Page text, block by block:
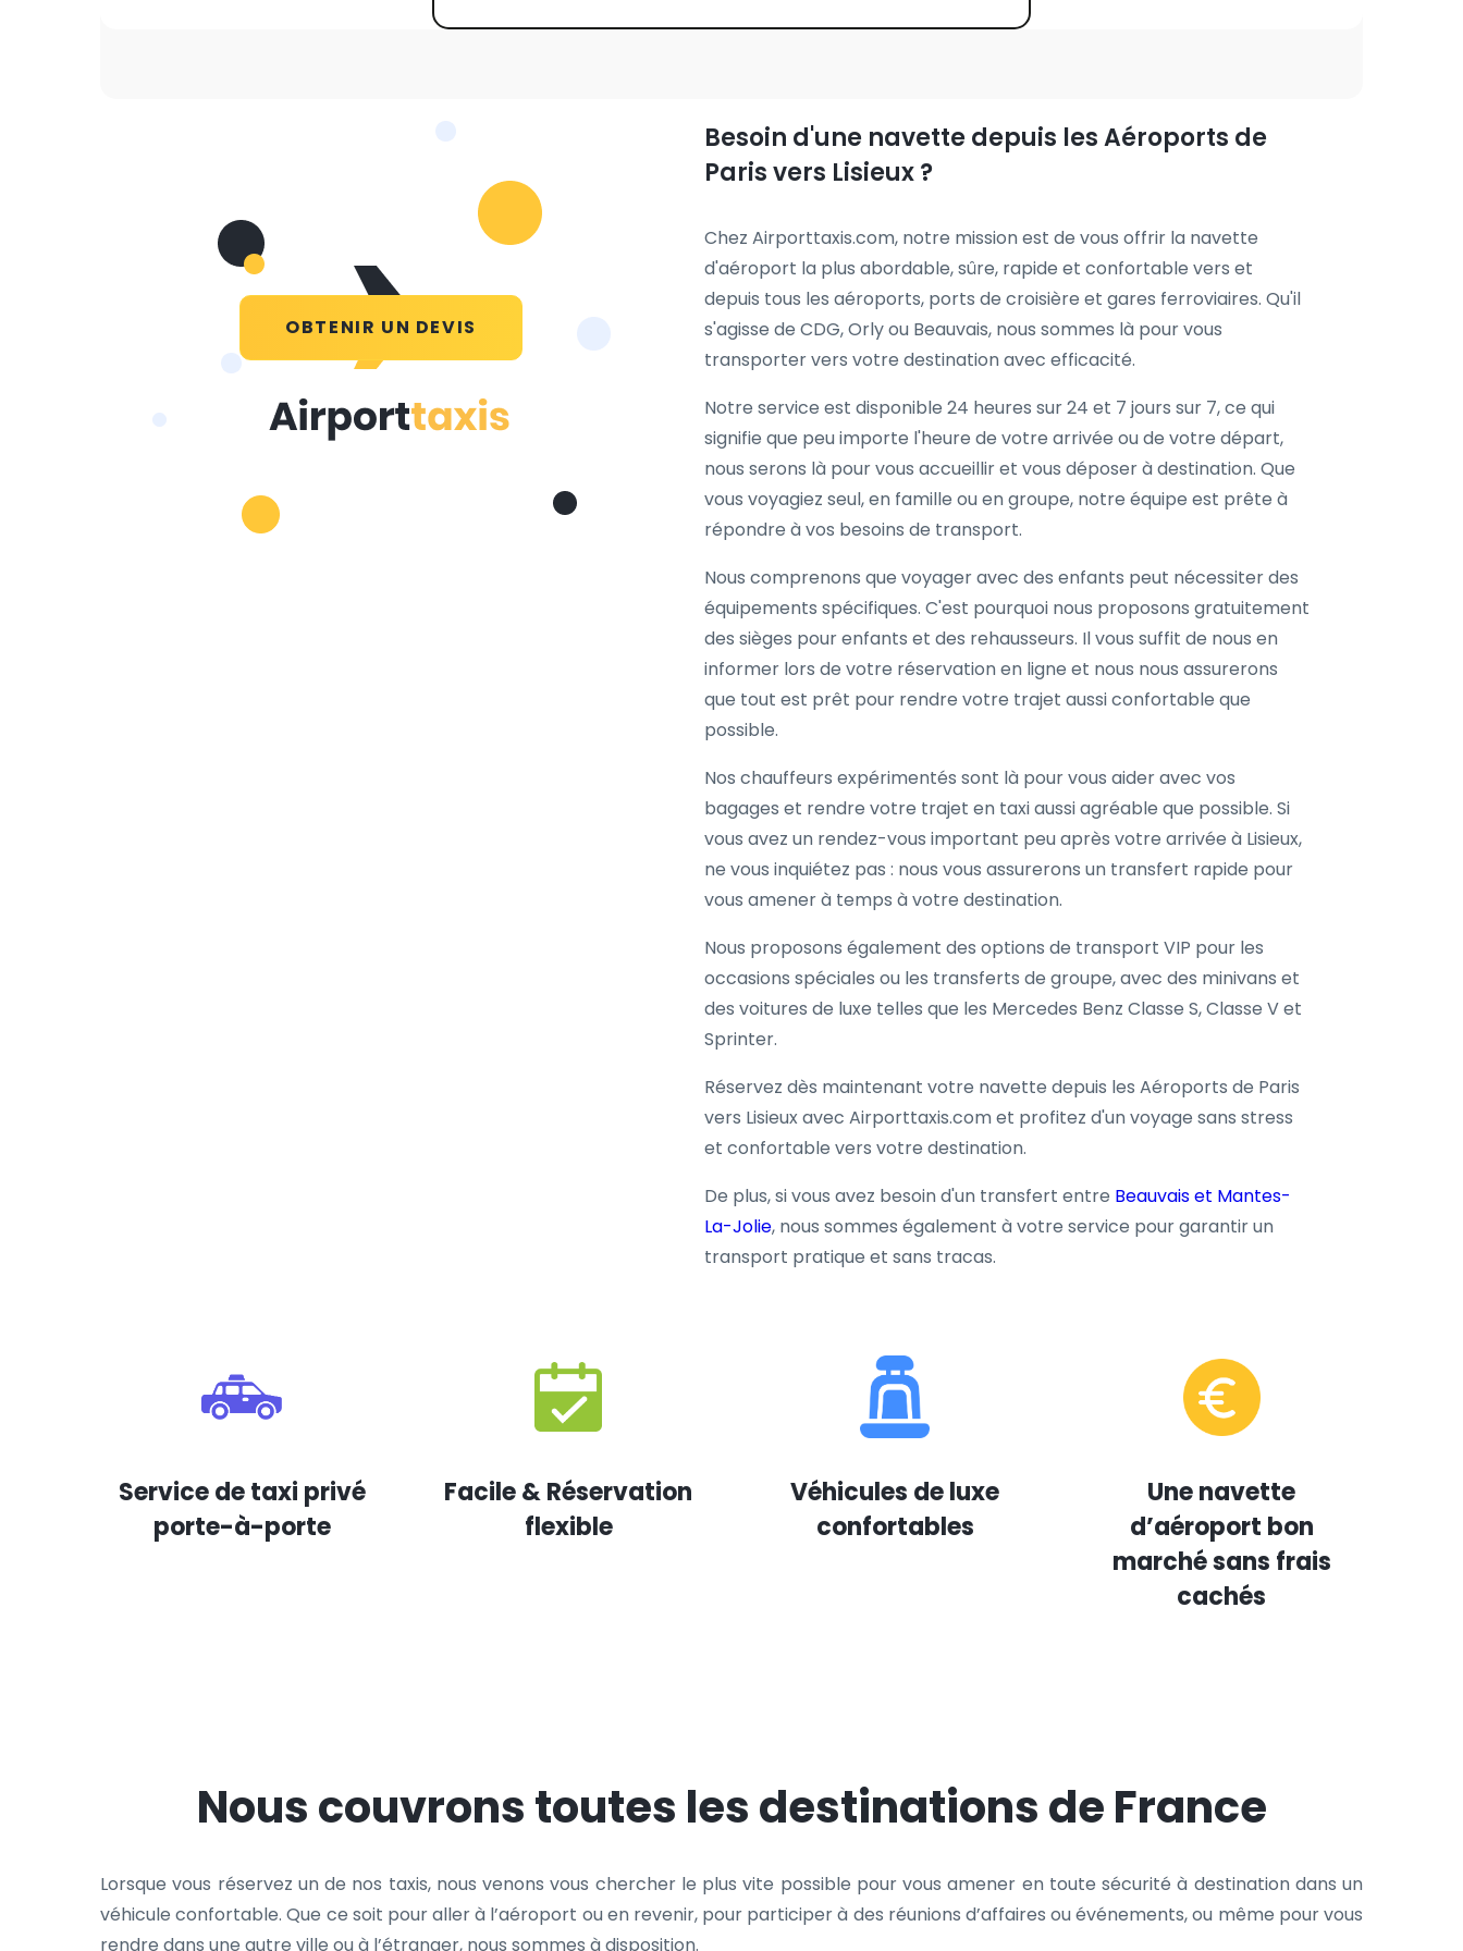
OBTENIR UN DEVIS
Besoin d'une navette depuis les Aéroports de
Paris vers Lisieux ?
Chez Airporttaxis.com, notre mission est de vous offrir la navette
d'aéroport la plus abordable, sûre, rapide et confortable vers et
depuis tous les aéroports, ports de croisière et gares ferroviaires. Qu'il
s'agisse de CDG, Orly ou Beauvais, nous sommes là pour vous
transporter vers votre destination avec efficacité.
Notre service est disponible 24 heures sur 24 et 7 jours sur 7, ce qui
signifie que peu importe l'heure de votre arrivée ou de votre départ,
nous serons là pour vous accueillir et vous déposer à destination. Que
vous voyagiez seul, en famille ou en groupe, notre équipe est prête à
répondre à vos besoins de transport.
Nous comprenons que voyager avec des enfants peut nécessiter des
équipements spécifiques. C'est pourquoi nous proposons gratuitement
des sièges pour enfants et des rehausseurs. Il vous suffit de nous en
informer lors de votre réservation en ligne et nous nous assurerons
que tout est prêt pour rendre votre trajet aussi confortable que
possible.
Nos chauffeurs expérimentés sont là pour vous aider avec vos
bagages et rendre votre trajet en taxi aussi agréable que possible. Si
vous avez un rendez-vous important peu après votre arrivée à Lisieux,
ne vous inquiétez pas : nous vous assurerons un transfert rapide pour
vous amener à temps à votre destination.
Nous proposons également des options de transport VIP pour les
occasions spéciales ou les transferts de groupe, avec des minivans et
des voitures de luxe telles que les Mercedes Benz Classe S, Classe V et
Sprinter.
Réservez dès maintenant votre navette depuis les Aéroports de Paris
vers Lisieux avec Airporttaxis.com et profitez d'un voyage sans stress
et confortable vers votre destination.
De plus, si vous avez besoin d'un transfert entre Beauvais et Mantes-
La-Jolie, nous sommes également à votre service pour garantir un
transport pratique et sans tracas.
Service de taxi privé
porte-à-porte
Facile & Réservation
flexible
Véhicules de luxe
confortables
Une navette
d’aéroport bon
marché sans frais
cachés
Nous couvrons toutes les destinations de France
Lorsque vous réservez un de nos taxis, nous venons vous chercher le plus vite possible pour vous amener en toute sécurité à destination dans un
véhicule confortable. Que ce soit pour aller à l’aéroport ou en revenir, pour participer à des réunions d’affaires ou événements, ou même pour vous
rendre dans une autre ville ou à l’étranger, nous sommes à disposition.